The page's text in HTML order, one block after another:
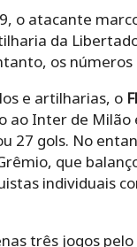
o atacante
da
os números
e artilharias, o
Inter de Milão
27 gols. No
que
individuais
três jogos pelo